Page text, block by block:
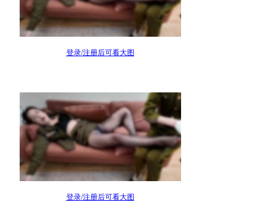
登录/注册后可看大图
登录/注册后可看大图